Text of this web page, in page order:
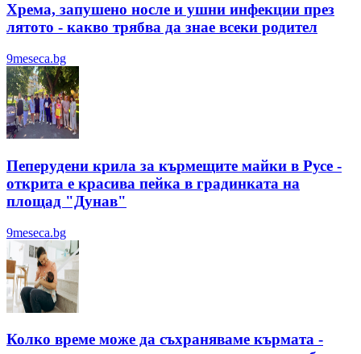
Хрема, запушено носле и ушни инфекции през
лятотo - какво трябва да знае всеки родител
9meseca.bg
Пеперудени крила за кърмещите майки в Русе -
открита е красива пейка в градинката на
площад "Дунав"
9meseca.bg
Колко време може да съхраняваме кърмата -